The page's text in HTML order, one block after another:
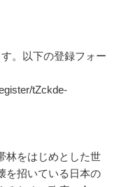
。以下の登録フォー
tZckde-
林をはじめとした世
を招いている日本の